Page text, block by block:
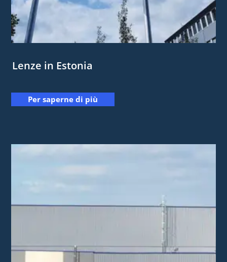
Lenze in Estonia
Per saperne di più